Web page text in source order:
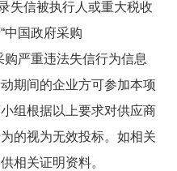
失信被执行人或重大税收
中国政府采购
购严重违法失信行为信息
期间的企业方可参加本项
组根据以上要求对供应商
的视为无效投标。如相关
相关证明资料。